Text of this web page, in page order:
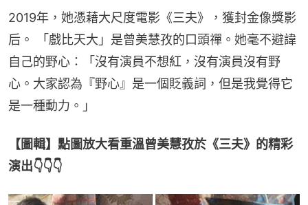
2019年，她憑藉大尺度電影《三夫》，獲封金像獎影
后。 「戲比天大」是曾美慧孜的口頭禪。她毫不避諱
自己的野心：「沒有演員不想紅，沒有演員沒有野
心。大家認為『野心』是一個貶義詞，但是我覺得它
是一種動力。」
【圖輯】點圖放大看重溫曾美慧孜於《三夫》的精彩
演出👇👇👇